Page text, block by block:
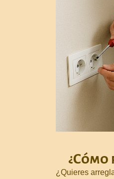
¿Quieres